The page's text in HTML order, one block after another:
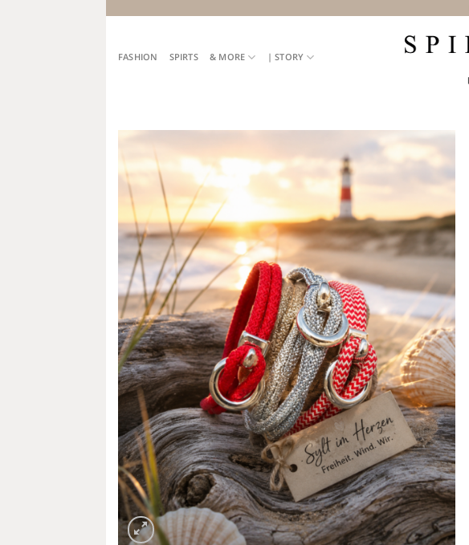
FASHION SPIRTS & MORE | STORY
wishlist